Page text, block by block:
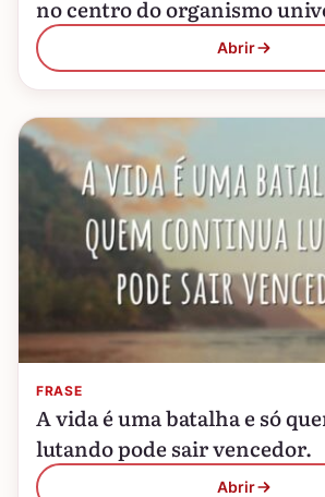
no centro do organismo
Abrir
FRASE
A vida é uma batalha e só
lutando pode sair vencedor.
Abrir